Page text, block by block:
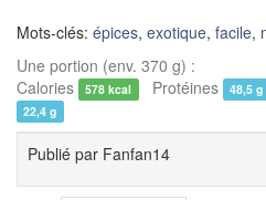
Mots-clés: épices, exotique, facile,
Une portion (env. 370 g) :
Calories
578 kcal Protéines 48,5 g
22,4 g
Publié par Fanfan14